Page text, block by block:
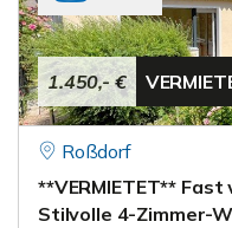
1.450,- €
Roßdorf
**VERMIETET**
Stilvolle 4-Zimmer-